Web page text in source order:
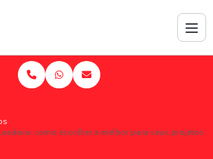
como escolher a melhor para seus projetos